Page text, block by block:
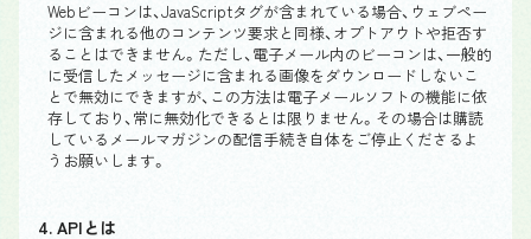
Webビーコンは、JavaScriptタグが含まれている場合、ウェブペー
ジに含まれる他のコンテンツ要求と同様、オプトアウトや拒否す
ることはできません。ただし、電子メール内のビーコンは、一般的
に受信したメッセージに含まれる画像をダウンロードしないこ
とで無効にできますが、この方法は電子メールソフトの機能に依
存しており、常に無効化できるとは限りません。その場合は購読
しているメールマガジンの配信手続き自体をご停止くださるよ
うお願いします。
4. APIとは